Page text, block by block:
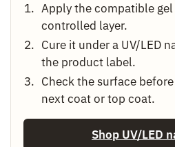
Apply the compatible
controlled layer.
Cure it under a UV/LED
the product label.
Check the surface
next coat or top coat.
Shop UV/LED